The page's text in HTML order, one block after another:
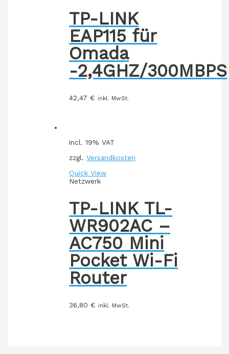
TP-LINK
EAP115 für
Omada
-2,4GHZ/300MBPS
42,47€ inkl. MwSt.
incl. 19% VAT
zzgl.Versandkosten
Quick View
Netzwerk
TP-LINK TL-
WR902AC –
AC750 Mini
Pocket Wi-Fi
Router
36,80€ inkl. MwSt.